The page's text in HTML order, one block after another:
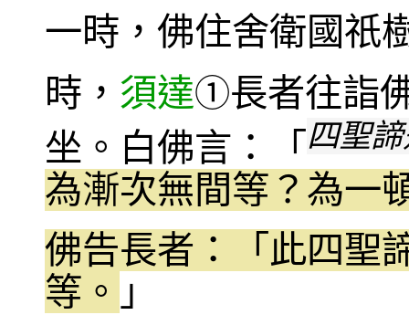
一時，佛住舍衛國祇
時， 須達①長者往詣
坐。白佛言：「 四聖
為漸次無間等？為一
佛告長者：「此四聖
等。 」